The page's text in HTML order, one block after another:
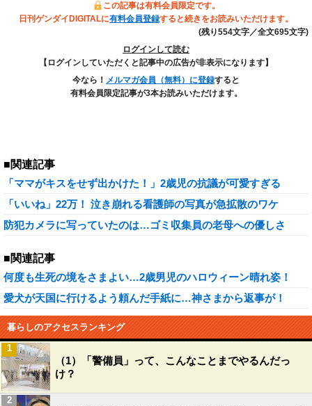
この記事は有料会員限定です。
日刊ゲンダイDIGITALに有料会員登録すると続きをお読みいただけます。
(残り554文字／全文695文字)
ログインして読む
【ログインしていただくと記事中の広告が非表示になります】
今なら！ メルマガ会員（無料）に登録すると
有料会員限定記事が3本お読みいただけます。
■関連記事
「ママがキスをせず出かけた！」2歳児の抗議が可愛すぎる
「いいね」22万！ 泣き崩れる看護師の写真が急拡散のワケ
防犯カメラに写っていたのは…ゴミ収集員の老母への優しさ
■関連記事
何度も生死の境をさまよい…2歳男児のハロウィーン晴れ姿！
愛犬が天国に行けるよう頼んだ手紙に…神さまから返事が！
暮らしのアクセスランキング
（1）「警備員」って、こんなことまでやるんだっ
け？
1
2